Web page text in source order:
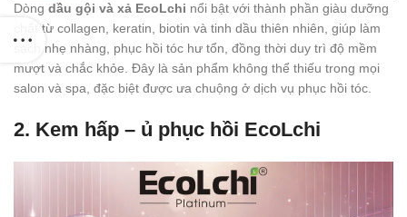
Dòng dầu gội và xả EcoLchi nổi bật với thành phần giàu dưỡng
chất từ collagen, keratin, biotin và tinh dầu thiên nhiên, giúp làm
sạch nhẹ nhàng, phục hồi tóc hư tổn, đồng thời duy trì độ mềm
mượt và chắc khỏe. Đây là sản phẩm không thể thiếu trong mọi
salon và spa, đặc biệt được ưa chuộng ở dịch vụ phục hồi tóc.
2. Kem hấp – ủ phục hồi EcoLchi